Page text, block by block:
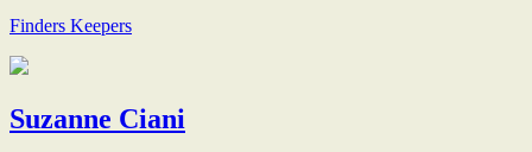
Finders Keepers
Suzanne Ciani